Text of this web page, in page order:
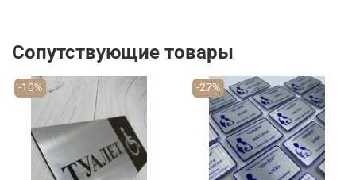
Сопутствующие товары
-10% -27%